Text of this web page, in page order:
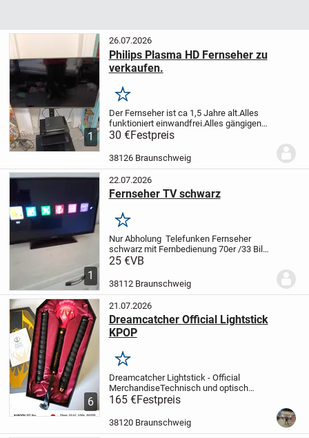
1
26.07.2026
Philips Plasma HD Fernseher zu
verkaufen.
Merken
Der Fernseher ist ca 1,5 Jahre alt.Alles
funktioniert einwandfrei.Alles gängigen
Funktionen sind
Fernbedienung ist auch
da.Kann vor Ort gerne angeschaut
werden.Ohne Fernsehregal...
30 €Festpreis
38126 Braunschweig
1
22.07.2026
Fernseher TV schwarz
Merken
Nur Abholung Telefunken Fernseher
schwarz mit Fernbedienung 70er /33 Bild
, Kabel Scart USB Anschlüsse
25 €VB
38112 Braunschweig
6
21.07.2026
Dreamcatcher Official Lightstick
KPOP
Merken
Dreamcatcher Lightstick - Official
MerchandiseTechnisch und optisch
einwandfrei * unbenutzt (Akku wurde aber
Der Artikel wird von Privat
verkauft. Dies ist ein Privatverkauf im
165 €Festpreis
38120 Braunschweig